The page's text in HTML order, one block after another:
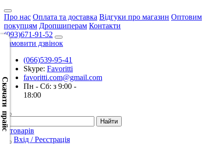
Про нас Оплата та доставка Відгуки про магазин Оптовим
покупцям Дропшиперам Контакти
(093)671-91-52
Замовити дзвінок
(066)539-95-41
Skype: Favoritti
favoritti.com@gmail.com
Пн - Сб: з 9:00 -
18:00
0 товарів
Вхід / Реєстрація
Скачати прайс
Скачать
XML
(Розн.)
Скачать
XML
(Опт)